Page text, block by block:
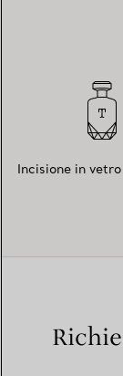
Incisione in